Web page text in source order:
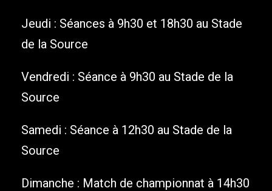
Jeudi : Séances à 9h30 et 18h30 au Stade
de la Source
Vendredi : Séance à 9h30 au Stade de la
Source
Samedi : Séance à 12h30 au Stade de la
Source
Dimanche : Match de championnat à 14h30